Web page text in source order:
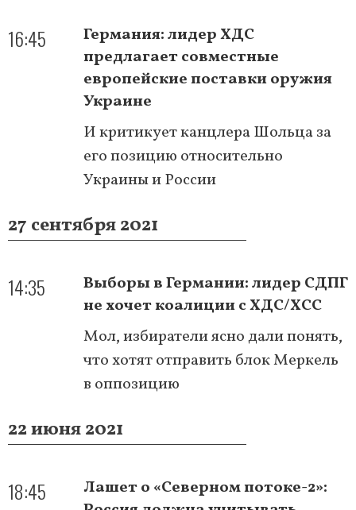
16:45
Германия: лидер ХДС
предлагает совместные
европейские поставки оружия
Украине
И критикует канцлера Шольца за
его позицию относительно
Украины и России
27 сентября 2021
14:35
Выборы в Германии: лидер СДПГ
не хочет коалиции с ХДС/ХСС
Мол, избиратели ясно дали понять,
что хотят отправить блок Меркель
в оппозицию
22 июня 2021
18:45
Лашет о «Северном потоке-2»: